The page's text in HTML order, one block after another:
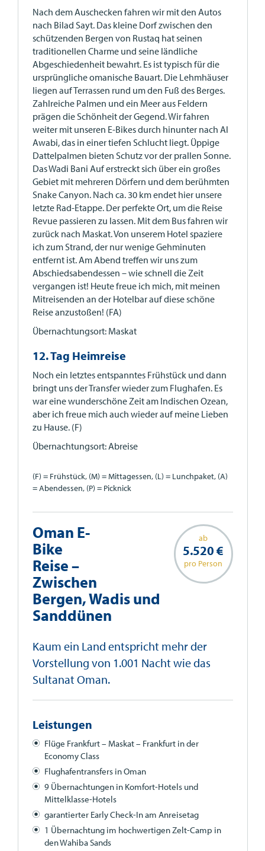
Nach dem Auschecken fahren wir mit den Autos
nach Bilad Sayt. Das kleine Dorf zwischen den
schützenden Bergen von Rustaq hat seinen
traditionellen Charme und seine ländliche
Abgeschiedenheit bewahrt. Es ist typisch für die
ursprüngliche omanische Bauart. Die Lehmhäuser
liegen auf Terrassen rund um den Fuß des Berges.
Zahlreiche Palmen und ein Meer aus Feldern
prägen die Schönheit der Gegend. Wir fahren
weiter mit unseren E-Bikes durch hinunter nach Al
Awabi, das in einer tiefen Schlucht liegt. Üppige
Dattelpalmen bieten Schutz vor der prallen Sonne.
Das Wadi Bani Auf erstreckt sich über ein großes
Gebiet mit mehreren Dörfern und dem berühmten
Snake Canyon. Nach ca. 30 km endet hier unsere
letzte Rad-Etappe. Der perfekte Ort, um die Reise
Revue passieren zu lassen. Mit dem Bus fahren wir
zurück nach Maskat. Von unserem Hotel spaziere
ich zum Strand, der nur wenige Gehminuten
entfernt ist. Am Abend treffen wir uns zum
Abschiedsabendessen – wie schnell die Zeit
vergangen ist! Heute freue ich mich, mit meinen
Mitreisenden an der Hotelbar auf diese schöne
Reise anzustoßen! (FA)
Übernachtungsort: Maskat
12. Tag Heimreise
Noch ein letztes entspanntes Frühstück und dann
bringt uns der Transfer wieder zum Flughafen. Es
war eine wunderschöne Zeit am Indischen Ozean,
aber ich freue mich auch wieder auf meine Lieben
zu Hause. (F)
Übernachtungsort: Abreise
(F) = Frühstück, (M) = Mittagessen, (L) = Lunchpaket, (A)
= Abendessen, (P) = Picknick
ab
5.520 €
pro Person
Oman E-
Bike
Reise –
Zwischen
Bergen, Wadis und
Sanddünen
Kaum ein Land entspricht mehr der
Vorstellung von 1.001 Nacht wie das
Sultanat Oman.
Leistungen
Flüge Frankfurt – Maskat – Frankfurt in der
Economy Class
Flughafentransfers in Oman
9 Übernachtungen in Komfort-Hotels und
Mittelklasse-Hotels
garantierter Early Check-In am Anreisetag
1 Übernachtung im hochwertigen Zelt-Camp in
den Wahiba Sands